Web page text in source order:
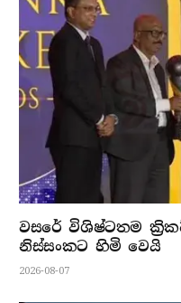
වසරේ විශිෂ්ටතම
නිස්සංකට හිමි වෙයි
2026-08-07